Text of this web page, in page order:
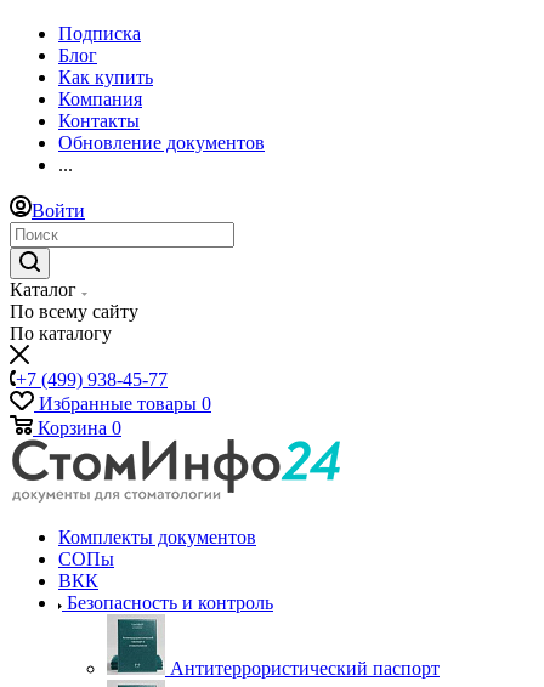
Подписка
Блог
Как купить
Компания
Контакты
Обновление документов
...
Войти
Каталог
По всему сайту
По каталогу
+7 (499) 938-45-77
Избранные товары 0
Корзина 0
Комплекты документов
СОПы
ВКК
Безопасность и контроль
Антитеррористический паспорт